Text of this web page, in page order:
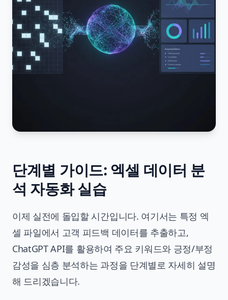
단계별 가이드: 엑셀 데이터 분
석 자동화 실습
이제 실전에 돌입할 시간입니다. 여기서는 특정 엑
셀 파일에서 고객 피드백 데이터를 추출하고,
ChatGPT API를 활용하여 주요 키워드와 긍정/부정
감성을 심층 분석하는 과정을 단계별로 자세히 설명
해 드리겠습니다.